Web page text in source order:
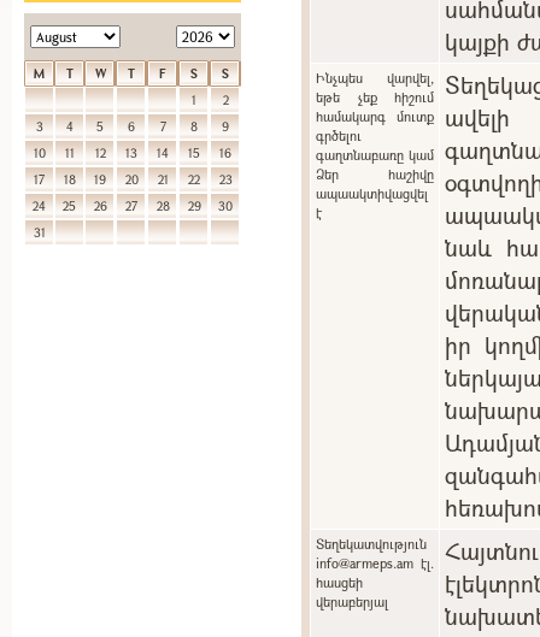
M T W T F S
S
1
2
3
4 5 6 7 8
9
10
11 12 13 14 15
16
17
18 19 20 21 22
23
24
25 26 27 28 29
30
31
կայքի
Ինչպես վարվել,
եթե չեք հիշում
համակարգ մուտք
գրծելու
գաղտնաբառը կամ
Ձեր հաշիվը
ապաակտիվացվել
է
նաև
իր
Տեղեկատվություն
info@armeps.am էլ.
հասցեի
վերաբերյալ